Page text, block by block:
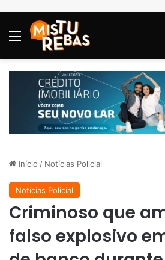
Menu
Início / Notícias Policial
Notícias Policial
Criminoso que
falso explosivo